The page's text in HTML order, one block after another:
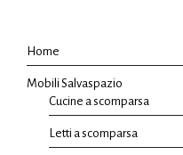
Home
Mobili Salvaspazio
Cucine a scomparsa
Letti a scomparsa